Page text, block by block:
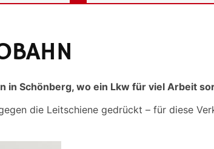
in Schönberg, wo ein Lkw für viel Arbeit
die Leitschiene gedrückt – für diese